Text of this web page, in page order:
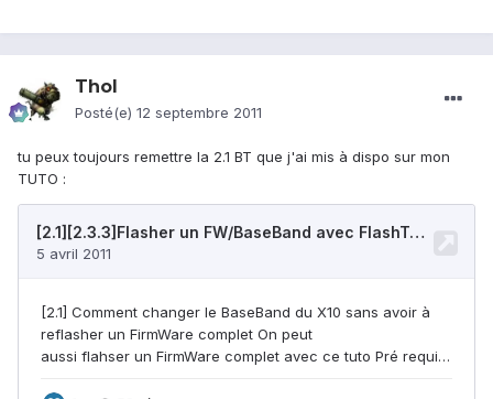
Thol
Posté(e) 12 septembre 2011
tu peux toujours remettre la 2.1 BT que j'ai mis à dispo sur mon
TUTO :